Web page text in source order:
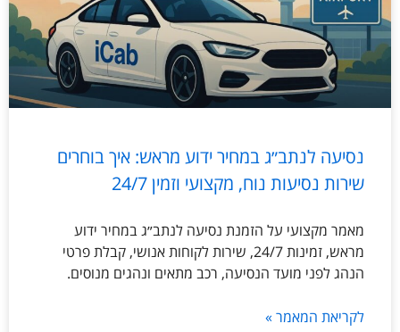
נסיעה לנתב״ג במחיר ידוע מראש: איך בוחרים
שירות נסיעות נוח, מקצועי וזמין 24/7
מאמר מקצועי על הזמנת נסיעה לנתב״ג במחיר ידוע
מראש, זמינות 24/7, שירות לקוחות אנושי, קבלת פרטי
הנהג לפני מועד הנסיעה, רכב מתאים ונהגים מנוסים.
לקריאת המאמר »